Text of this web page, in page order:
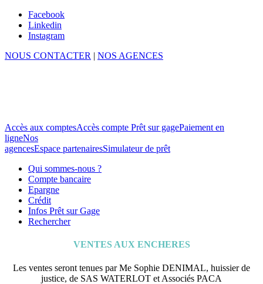
Facebook
Linkedin
Instagram
NOUS CONTACTER | NOS AGENCES
Accès aux comptesAccès compte Prêt sur gagePaiement en
ligneNos
agencesEspace partenairesSimulateur de prêt
Qui sommes-nous ?
Compte bancaire
Epargne
Crédit
Infos Prêt sur Gage
Rechercher
VENTES AUX ENCHERES
Les ventes seront tenues par Me Sophie DENIMAL, huissier de
justice, de SAS WATERLOT et Associés PACA